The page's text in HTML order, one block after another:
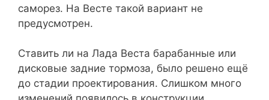
саморез. На Весте такой вариант не
предусмотрен.
Ставить ли на Лада Веста барабанные или
дисковые задние тормоза, было решено ещё
до стадии проектирования. Слишком много